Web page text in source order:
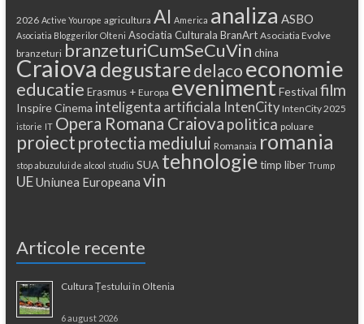
2026 Active Yourope agricultura AI America analiza ASBO
Asociatia Bloggerilor Olteni Asociatia Culturala BranArt Asociatia Evolve
branzeturi branzeturiCumSeCuVin china
Craiova degustaredelaco economie
educatie Erasmus + Europa eveniment Festival film
Inspire Cinema inteligenta artificiala IntenCity IntenCity 2025
istorie IT Opera Romana Craiova politica poluare
proiect protectia mediului Romanaia romania
stop abuzului de alcool studiu SUA tehnologie timp liber Trump
UEUniunea Europeana vin
Articole recente
Cultura Țestului în Oltenia
6 august 2026